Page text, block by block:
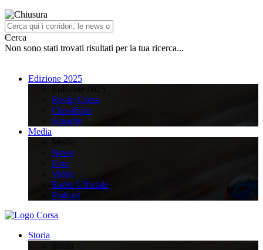
Cerca
Non sono stati trovati risultati per la tua ricerca...
Edizione 2025
Recap Corsa
Classifiche
Squadre
Media
News
Foto
Video
Radio Ufficiale
Podcast
Storia